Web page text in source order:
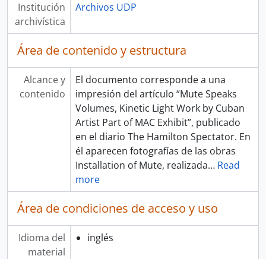
Institución
archivística
Archivos UDP
Área de contenido y estructura
Alcance y
contenido
El documento corresponde a una
impresión del artículo “Mute Speaks
Volumes, Kinetic Light Work by Cuban
Artist Part of MAC Exhibit”, publicado
en el diario The Hamilton Spectator. En
él aparecen fotografías de las obras
Installation of Mute, realizada… Read
more
Área de condiciones de acceso y uso
Idioma del
material
inglés